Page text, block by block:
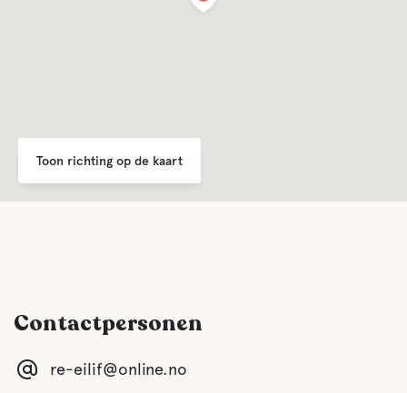
Toon richting op de kaart
Contactpersonen
re-eilif@online.no